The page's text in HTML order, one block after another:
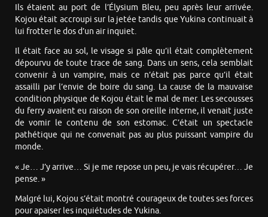
Ils étaient au port de l’Élysium Bleu, peu après leur arrivée.
Kojou était accroupi sur la jetée tandis que Yukina continuait à
lui frotter le dos d’un air inquiet.
Il était face au sol, le visage si pâle qu’il était complètement
dépourvu de toute trace de sang. Dans un sens, cela semblait
convenir à un vampire, mais ce n’était pas parce qu’il était
assailli par l’envie de boire du sang. La cause de la mauvaise
condition physique de Kojou était le mal de mer. Les secousses
du ferry avaient eu raison de son oreille interne, il venait juste
de vomir le contenu de son estomac. C’était un spectacle
pathétique qui ne convenait pas au plus puissant vampire du
monde.
« Je… J’y arrive… Si je me repose un peu, je vais récupérer… Je
pense. »
Malgré lui, Kojou s’était montré courageux de toutes ses forces
pour apaiser les inquiétudes de Yukina.